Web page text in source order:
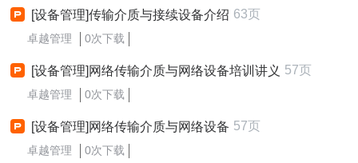
[设备管理]传输介质与接续设备介绍 63页
卓越管理 0次下载
[设备管理]网络传输介质与网络设备培训讲义 57页
卓越管理 0次下载
[设备管理]网络传输介质与网络设备 57页
卓越管理 0次下载